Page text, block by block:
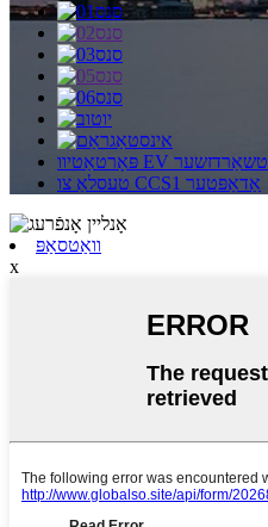
פּאָרטאַטיוו EV טשאַרדזשער
טעסלאַ צו CCS1 אַדאַפּטער
וואַטסאַפּ
x